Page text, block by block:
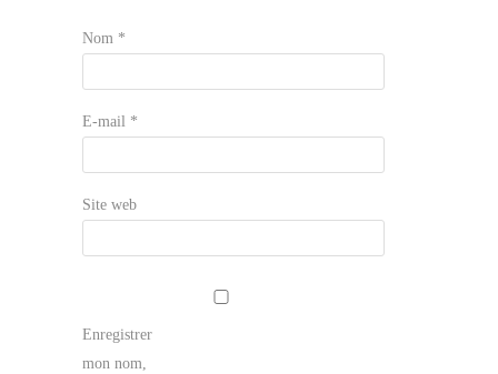
Nom *
E-mail *
Site web
Enregistrer
mon nom,